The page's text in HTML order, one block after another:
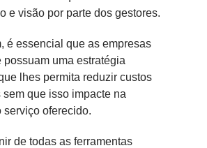
e visão por parte dos gestores.
é essencial que as empresas
possuam uma estratégia
lhes permita reduzir custos
que isso impacte na
serviço oferecido.
de todas as ferramentas